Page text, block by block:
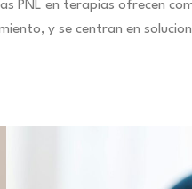
PNL en terapias ofrecen
y se centran en